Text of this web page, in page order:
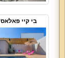
בי קיי פאלאס